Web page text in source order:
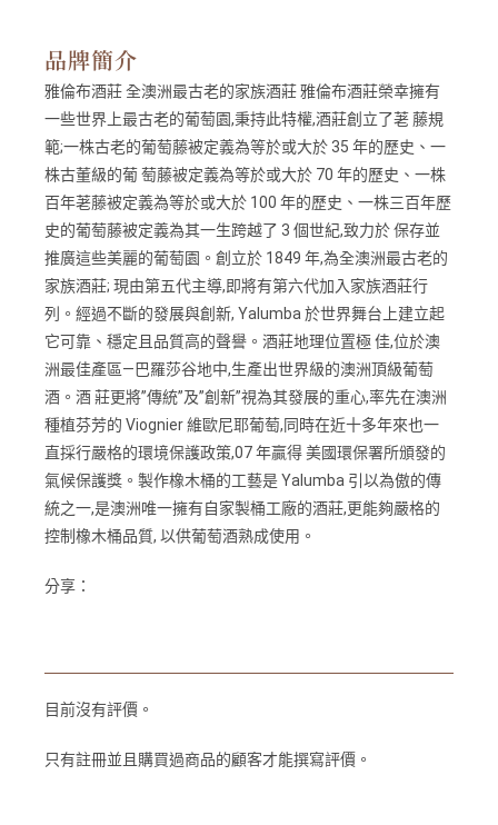
品牌簡介
雅倫布酒莊 全澳洲最古老的家族酒莊 雅倫布酒莊榮幸擁有
一些世界上最古老的葡萄園,秉持此特權,酒莊創立了荖 藤規
範;一株古老的葡萄藤被定義為等於或大於 35 年的歷史、一
株古董級的葡 萄藤被定義為等於或大於 70 年的歷史、一株
百年荖藤被定義為等於或大於 100 年的歷史、一株三百年歷
史的葡萄藤被定義為其一生跨越了 3 個世紀,致力於 保存並
推廣這些美麗的葡萄園。創立於 1849 年,為全澳洲最古老的
家族酒莊; 現由第五代主導,即將有第六代加入家族酒莊行
列。經過不斷的發展與創新, Yalumba 於世界舞台上建立起
它可靠、穩定且品質高的聲譽。酒莊地理位置極 佳,位於澳
洲最佳產區—巴羅莎谷地中,生產出世界級的澳洲頂級葡萄
酒。酒 莊更將”傳統”及”創新”視為其發展的重心,率先在澳洲
種植芬芳的 Viognier 維歐尼耶葡萄,同時在近十多年來也一
直採行嚴格的環境保護政策,07 年贏得 美國環保署所頒發的
氣候保護獎。製作橡木桶的工藝是 Yalumba 引以為傲的傳
統之一,是澳洲唯一擁有自家製桶工廠的酒莊,更能夠嚴格的
控制橡木桶品質, 以供葡萄酒熟成使用。
分享：
目前沒有評價。
只有註冊並且購買過商品的顧客才能撰寫評價。